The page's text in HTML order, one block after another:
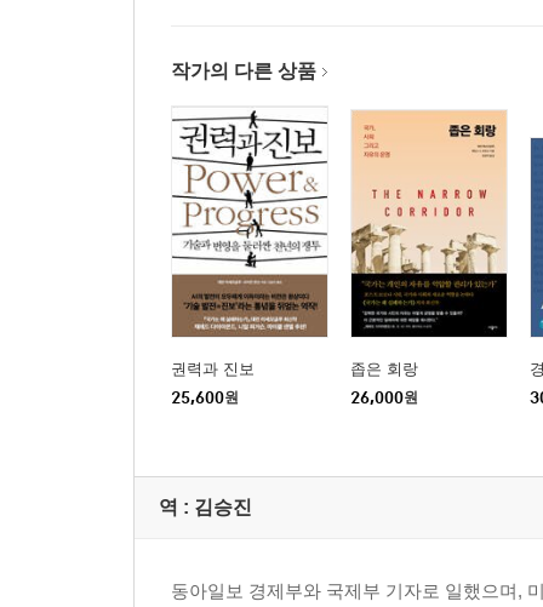
작가의 다른 상품
권력과 진보
25,600원
좁은 회랑
26,000원
역 : 김승진
동아일보 경제부와 국제부 기자로 일했으며,